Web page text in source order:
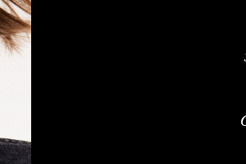
Gabija Sim (Kure) –